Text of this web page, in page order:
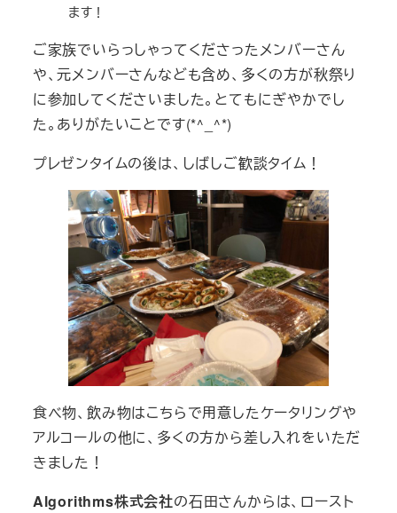
ます！
ご家族でいらっしゃってくださったメンバーさん
や、元メンバーさんなども含め、多くの方が秋祭り
に参加してくださいました。とてもにぎやかでし
た。ありがたいことです(*^_^*)
プレゼンタイムの後は、しばしご歓談タイム！
食べ物、飲み物はこちらで用意したケータリングや
アルコールの他に、多くの方から差し入れをいただ
きました！
Algorithms株式会社の石田さんからは、ロースト